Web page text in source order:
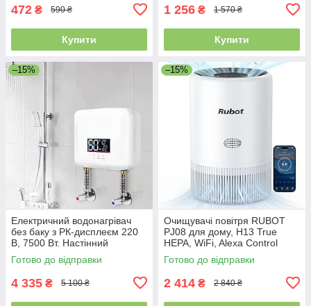
472 ₴ 590 ₴
Купити
1 256 ₴ 1 570 ₴
Купити
–15%
Електричний водонагрівач
без баку з РК-дисплеєм 220
В, 7500 Вт. Настінний
безрезервуарний
електричний водонагрівач
Готово до відправки
4 335 ₴ 5 100 ₴
–15%
Очищувачі повітря RUBOT
PJ08 для дому, H13 True
HEPA, WiFi, Alexa Control
Готово до відправки
2 414 ₴ 2 840 ₴